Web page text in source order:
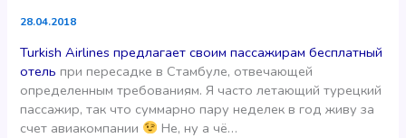
28.04.2018
Turkish Airlines предлагает своим пассажирам бесплатный
отель при пересадке в Стамбуле, отвечающей
определенным требованиям. Я часто летающий турецкий
пассажир, так что суммарно пару неделек в год живу за
счет авиакомпании
Не, ну а чё…